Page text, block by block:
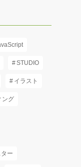
STUDIO
イラスト
ング
ー